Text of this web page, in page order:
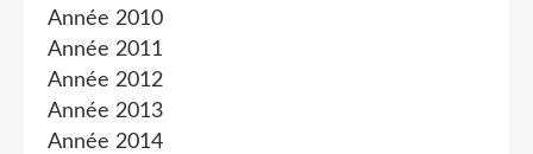
Année 2010
Année 2011
Année 2012
Année 2013
Année 2014